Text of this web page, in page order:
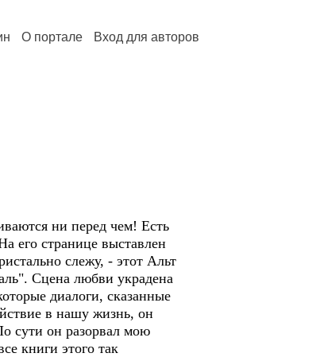
О портале Вход для авторов
ни перед чем! Есть
его странице выставлен
слежу, - этот Альт
Сцена любви украдена
диалоги, сказанные
в нашу жизнь, он
сути он разорвал мою
книги этого так